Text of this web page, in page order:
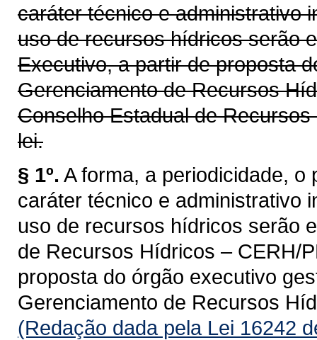
caráter técnico e administrativo
uso de recursos hídricos serão
Executivo, a partir de proposta
Gerenciamento de Recursos
Conselho Estadual de
lei.
§ 1º. A forma, a periodicidade,
caráter técnico e administrativo
uso de recursos hídricos serão
de Recursos Hídricos – CERH/
proposta do órgão executivo
Gerenciamento de Recursos
(Redação dada pela Lei 16242